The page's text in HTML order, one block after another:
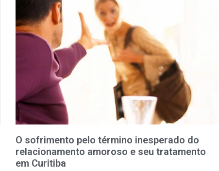
O sofrimento pelo término inesperado do
relacionamento amoroso e seu tratamento
em Curitiba